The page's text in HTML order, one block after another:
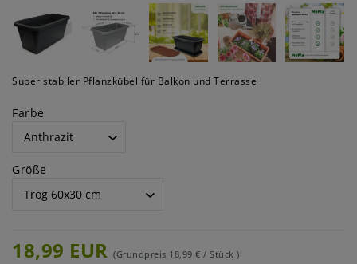
Super stabiler Pflanzkübel für Balkon und Terrasse
Farbe
Größe
18,99 EUR (Grundpreis 18,99 € / Stück )